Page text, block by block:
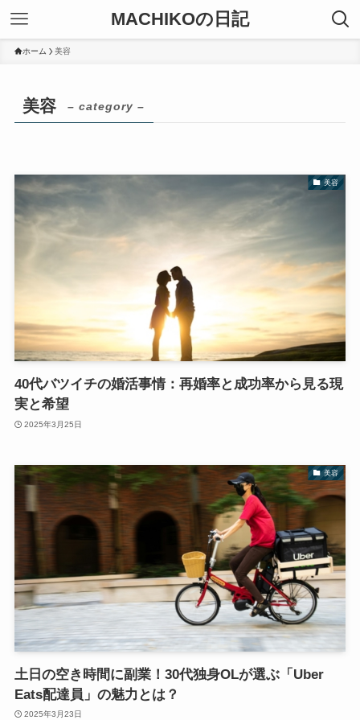
MACHIKOの日記
ホーム 美容
美容 – category –
美容
40代バツイチの婚活事情：再婚率と成功率から見る現
実と希望
2025年3月25日
美容
土日の空き時間に副業！30代独身OLが選ぶ「Uber
Eats配達員」の魅力とは？
2025年3月23日